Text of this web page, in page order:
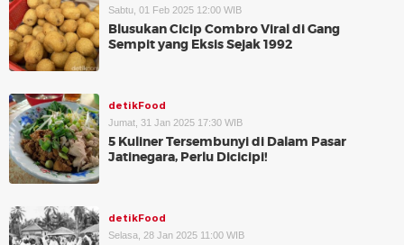
Sabtu, 01 Feb 2025 12:00 WIB
Blusukan Cicip Combro Viral di Gang
Sempit yang Eksis Sejak 1992
detikFood
Jumat, 31 Jan 2025 17:30 WIB
5 Kuliner Tersembunyi di Dalam Pasar
Jatinegara, Perlu Dicicipi!
detikFood
Selasa, 28 Jan 2025 11:00 WIB